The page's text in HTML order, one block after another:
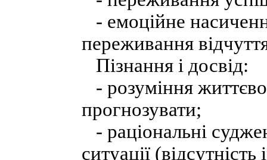
- емоційне
переживання
Пізнання і досвід:
- розуміння
прогнозувати;
- раціональні
ситуації